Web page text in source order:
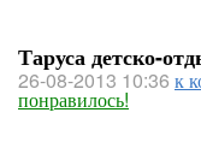
Таруса детско-
26-08-2013 10:36 к
понравилось!